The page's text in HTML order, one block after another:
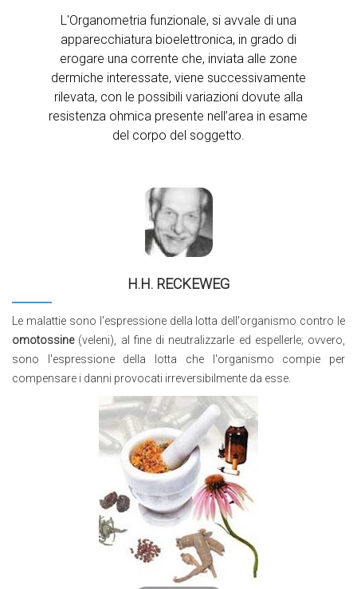
L'Organometria funzionale, si avvale di una
apparecchiatura bioelettronica, in grado di
erogare una corrente che, inviata alle zone
dermiche interessate, viene successivamente
rilevata, con le possibili variazioni dovute alla
resistenza ohmica presente nell’area in esame
del corpo del soggetto.
H.H. RECKEWEG
Le malattie sono l'espressione della lotta dell'organismo contro le
omotossine(veleni), al fine di neutralizzarle ed espellerle; ovvero,
sono l'espressione della lotta che l'organismo compie per
compensare i danni provocati irreversibilmente da esse.